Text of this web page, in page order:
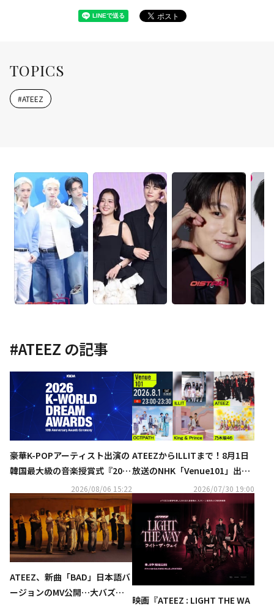
TOPICS
#ATEEZ
#ATEEZ の記事
豪華K-POPアーティスト出演の
韓国最大級の音楽授賞式『2026
K-WORLD DREAM AWARDS』8
月27日にU-NEXTが日本独占で
見放題ライブ配信
2026/08/06 15:22
ATEEZからILLITまで！8月1日
放送のNHK「Venue101」出演
決定…バズリ中の曲のダンスレ
クチャーも
2026/07/30 19:00
ATEEZ、新曲「BAD」日本語バ
ージョンのMV公開…大バズリ
映画『ATEEZ : LIGHT THE WA